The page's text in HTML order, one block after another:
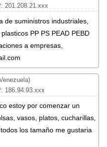
201.208.21.xxx
de suministros industriales,
PP PS PEAD PEBD
a empresas,
186.94.93.xxx
estoy por comenzar un
vasos, platos, cucharillas,
los tamaño me gustaria